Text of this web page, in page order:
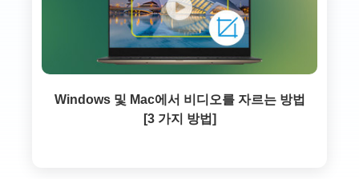
Windows 및 Mac에서 비디오를 자르는 방법
[3 가지 방법]